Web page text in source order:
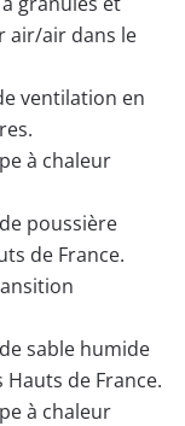
air/air dans le
ventilation en
à chaleur
poussière
de France.
sable humide
de France.
à chaleur